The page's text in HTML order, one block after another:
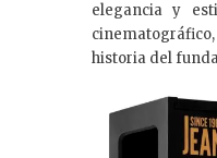
elegancia y
historia del